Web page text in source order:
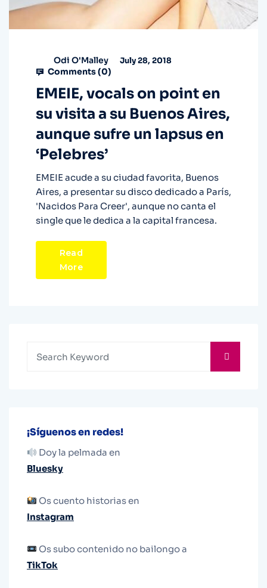
Odi O'Malley July 28, 2018
Comments (0)
EMEIE, vocals on point en
su visita a su Buenos Aires,
aunque sufre un lapsus en
‘Pelebres’
EMEIE acude a su ciudad favorita, Buenos
Aires, a presentar su disco dedicado a París,
'Nacidos Para Creer', aunque no canta el
single que le dedica a la capital francesa.
Read
More
¡Síguenos en redes!
Doy la pelmada en
Bluesky
Os cuento historias en
Instagram
Os subo contenido no bailongo a
TikTok